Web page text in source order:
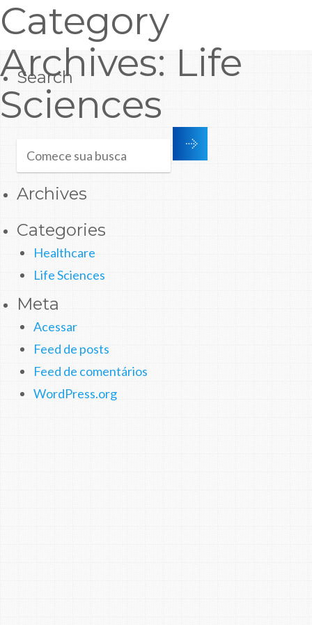
Category
Archives: Life
Sciences
Search
Archives
Categories
Healthcare
Life Sciences
Meta
Acessar
Feed de posts
Feed de comentários
WordPress.org